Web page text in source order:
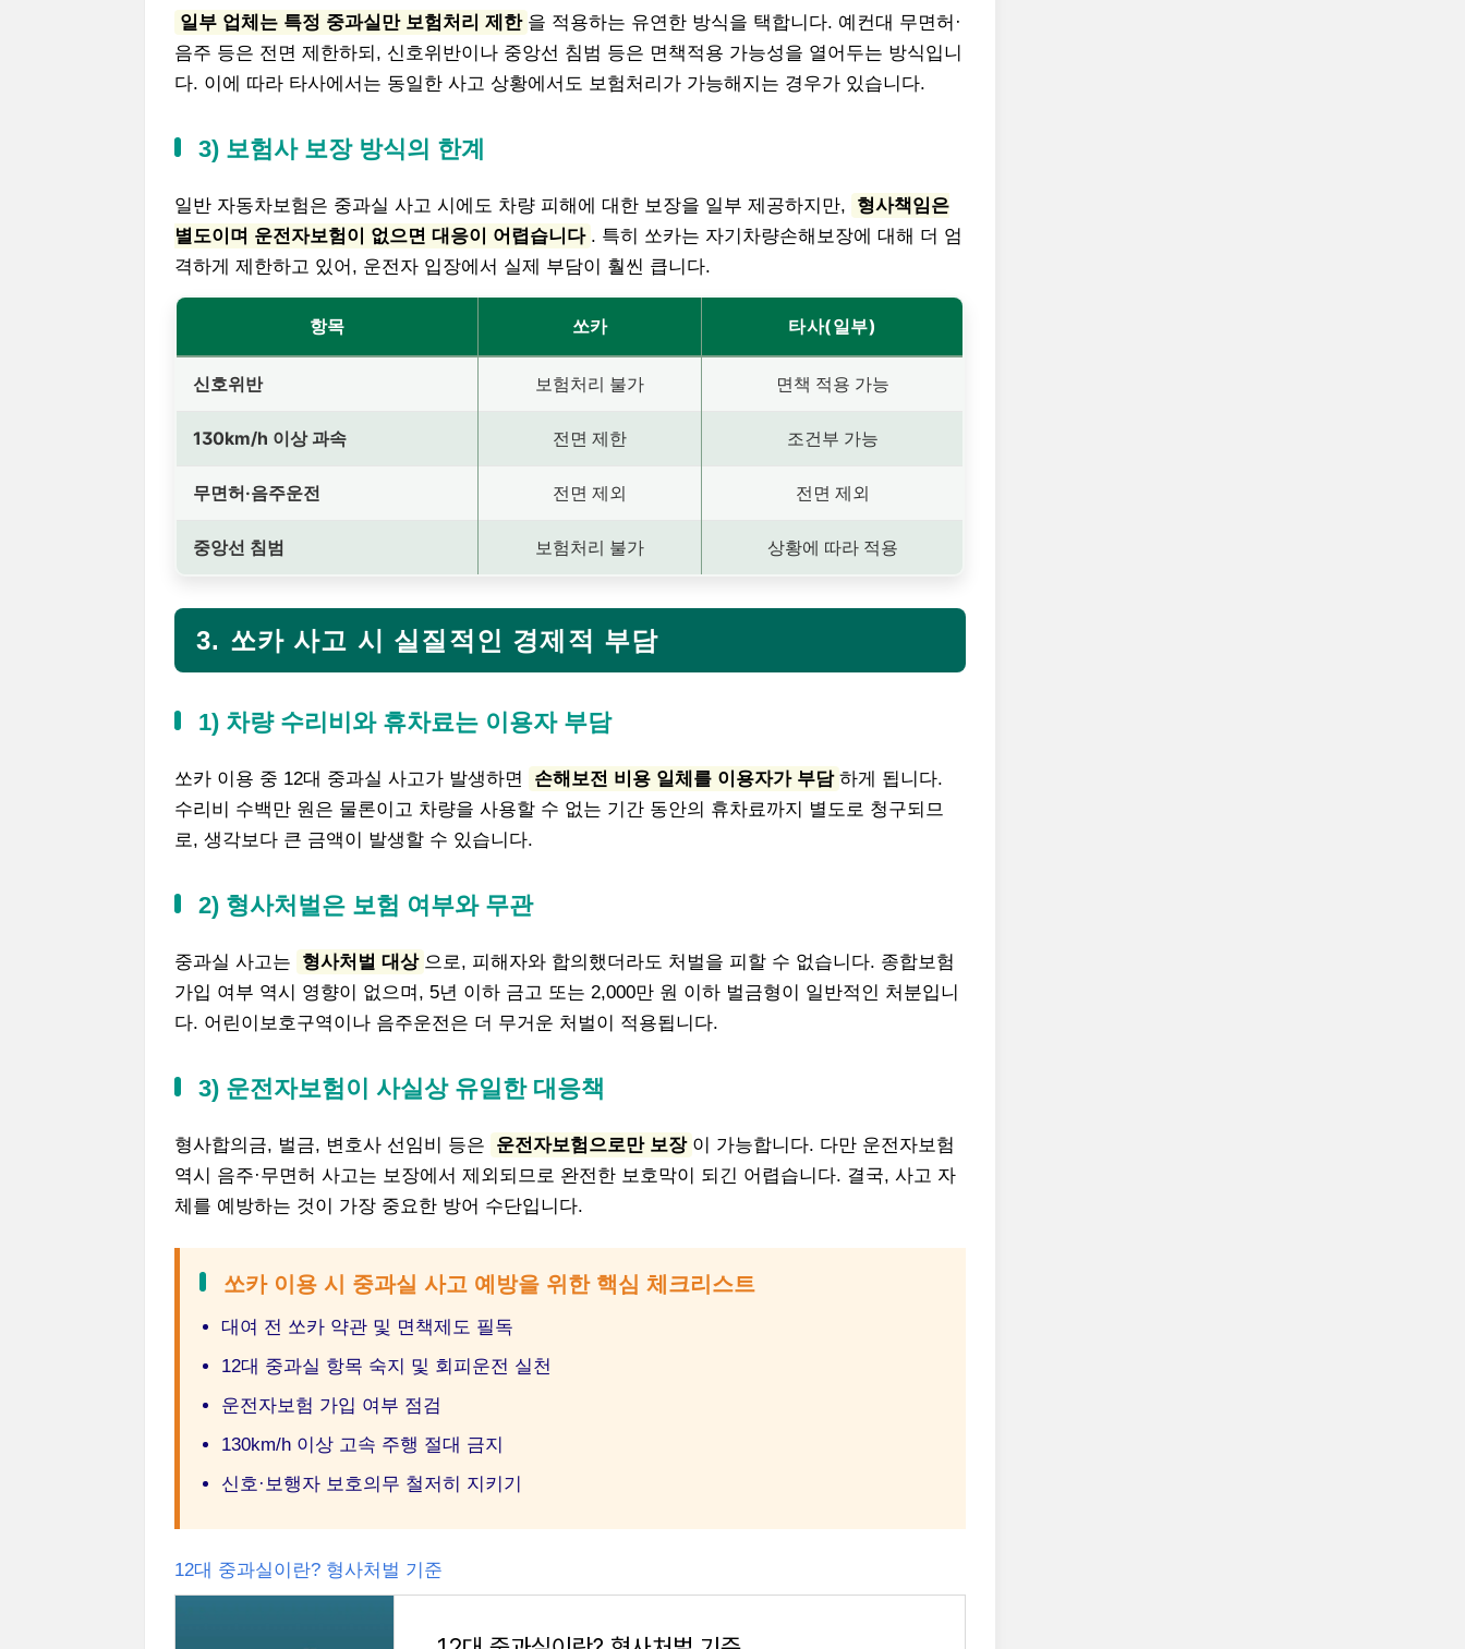
일부 업체는 특정 중과실만 보험처리 제한 을 적용하는 유연한 방식을 택합니다. 예컨대 무면허·
음주 등은 전면 제한하되, 신호위반이나 중앙선 침범 등은 면책적용 가능성을 열어두는 방식입니
다. 이에 따라 타사에서는 동일한 사고 상황에서도 보험처리가 가능해지는 경우가 있습니다.
3) 보험사 보장 방식의 한계
일반 자동차보험은 중과실 사고 시에도 차량 피해에 대한 보장을 일부 제공하지만,
형사책임은
별도이며 운전자보험이 없으면 대응이 어렵습니다 . 특히 쏘카는 자기차량손해보장에 대해 더 엄
격하게 제한하고 있어, 운전자 입장에서 실제 부담이 훨씬 큽니다.
항목 쏘카 타사(일부)
신호위반 보험처리 불가 면책 적용 가능
130km/h 이상 과속 전면 제한 조건부 가능
무면허·음주운전 전면 제외 전면 제외
중앙선 침범 보험처리 불가 상황에 따라 적용
3. 쏘카 사고 시 실질적인 경제적 부담
1) 차량 수리비와 휴차료는 이용자 부담
쏘카 이용 중 12대 중과실 사고가 발생하면 손해보전 비용 일체를 이용자가 부담 하게 됩니다.
수리비 수백만 원은 물론이고 차량을 사용할 수 없는 기간 동안의 휴차료까지 별도로 청구되므
로, 생각보다 큰 금액이 발생할 수 있습니다.
2) 형사처벌은 보험 여부와 무관
중과실 사고는 형사처벌 대상 으로, 피해자와 합의했더라도 처벌을 피할 수 없습니다. 종합보험
가입 여부 역시 영향이 없으며, 5년 이하 금고 또는 2,000만 원 이하 벌금형이 일반적인 처분입니
다. 어린이보호구역이나 음주운전은 더 무거운 처벌이 적용됩니다.
3) 운전자보험이 사실상 유일한 대응책
형사합의금, 벌금, 변호사 선임비 등은 운전자보험으로만 보장 이 가능합니다. 다만 운전자보험
역시 음주·무면허 사고는 보장에서 제외되므로 완전한 보호막이 되긴 어렵습니다. 결국, 사고 자
체를 예방하는 것이 가장 중요한 방어 수단입니다.
쏘카 이용 시 중과실 사고 예방을 위한 핵심 체크리스트
대여 전 쏘카 약관 및 면책제도 필독
12대 중과실 항목 숙지 및 회피운전 실천
운전자보험 가입 여부 점검
130km/h 이상 고속 주행 절대 금지
신호·보행자 보호의무 철저히 지키기
12대 중과실이란? 형사처벌 기준